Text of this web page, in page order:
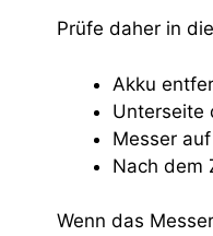
Prüfe daher in
Akku
Unterseite
Messer
Nach dem
Wenn das